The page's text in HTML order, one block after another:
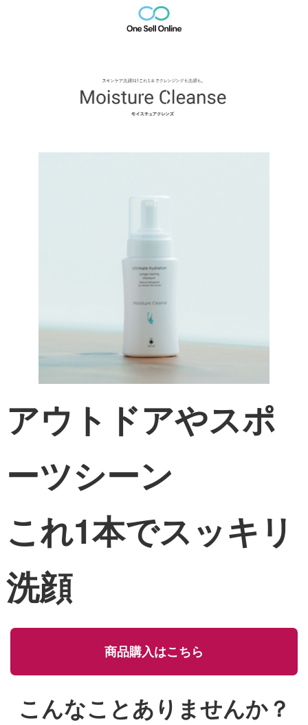
アウトドアやスポ
ーツシーン
これ1本でスッキリ
洗顔
商品購入はこちら
こんなことありませんか？